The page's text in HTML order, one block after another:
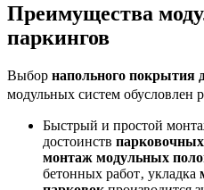
Преимущества
паркингов
Выбор напольного покрытия
модульных систем обусловлен
Быстрый и простой
достоинств
монтаж модульных
бетонных работ‚ укладка